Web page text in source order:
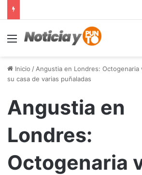
Menú
Inicio / Angustia en Londres: Octogenaria
su casa de varias puñaladas
Angustia en
Londres:
Octogenaria